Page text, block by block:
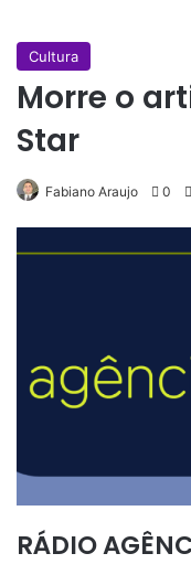
Cultura
Morre o
Star
Fabiano Araujo 0
RÁDIO